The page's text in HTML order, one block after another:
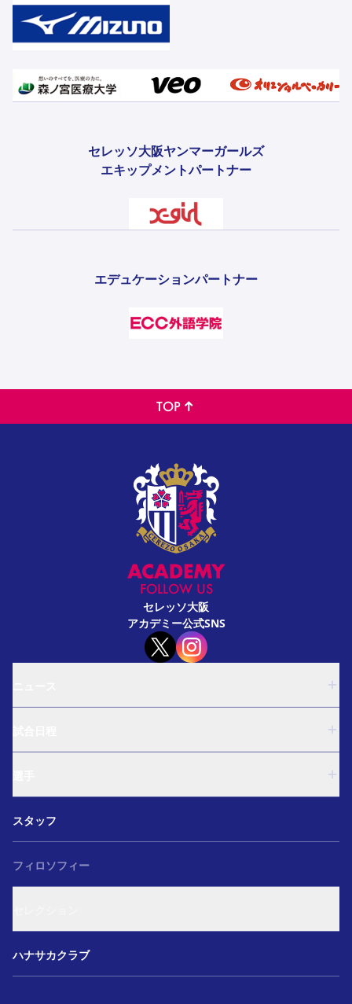
セレッソ大阪ヤンマーガールズ
エキップメントパートナー
エデュケーションパートナー
TOP
FOLLOW US
セレッソ大阪
アカデミー公式SNS
ガールズU-15
和歌山U-15
ガールズU-15
U-18
和歌山U-15
スタッフ
フィロソフィー
アカデミー セレクション
ハナサカクラブ